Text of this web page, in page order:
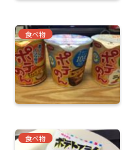
食べ物
食べ物